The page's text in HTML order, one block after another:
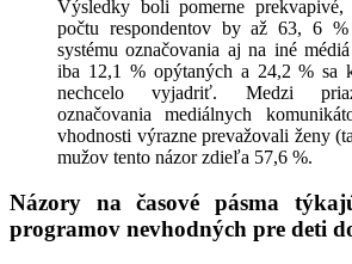
Výsledky boli pomerne
počtu respondentov by až 63, 6 %
systému označovania aj na iné
iba 12,1 % opýtaných a 24,2 % sa
nechcelo vyjadriť. Medzi
označovania mediálnych
vhodnosti výrazne prevažovali ženy
mužov tento názor zdieľa 57,6 %.
Názory na časové pásma
programov nevhodných pre deti